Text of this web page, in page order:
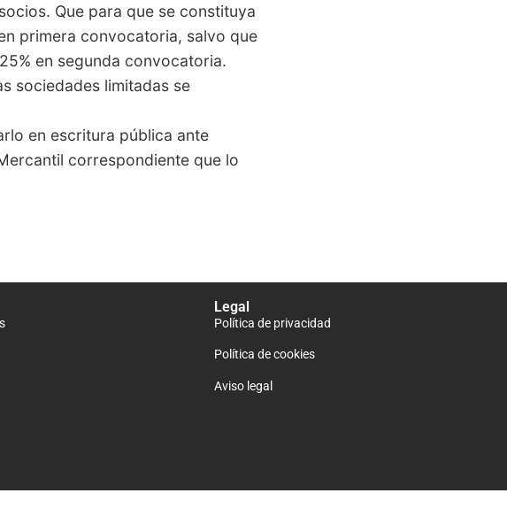
Que para que se constituya
primera convocatoria, salvo que
en segunda convocatoria.
sociedades limitadas se
en escritura pública ante
correspondiente que lo
Legal
Política de privacidad
Política de cookies
Aviso legal